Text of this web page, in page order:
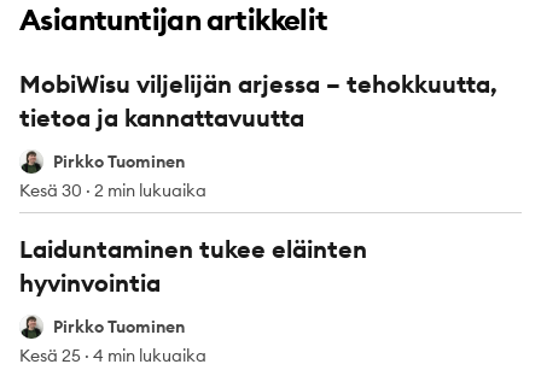
Asiantuntijan artikkelit
MobiWisu viljelijän arjessa – tehokkuutta,
tietoa ja kannattavuutta
Pirkko Tuominen
Pirkko Tuominen
Kesä 30 · 2 min lukuaika
Laiduntaminen tukee eläinten
hyvinvointia
Pirkko Tuominen
Pirkko Tuominen
Kesä 25 · 4 min lukuaika